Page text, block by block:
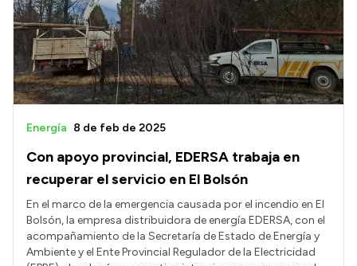
Con apoyo provincial, EDERSA trabaja en
recuperar el servicio en El Bolsón
Energía 8 de feb de 2025
En el marco de la emergencia causada por el incendio en El
Bolsón, la empresa distribuidora de energía EDERSA, con el
acompañamiento de la Secretaría de Estado de Energía y
Ambiente y el Ente Provincial Regulador de la Electricidad